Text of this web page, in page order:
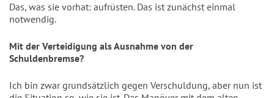
Das, was sie vorhat: aufrüsten. Das ist zunächst einmal
notwendig.
Mit der Verteidigung als Ausnahme von der
Schuldenbremse?
Ich bin zwar grundsätzlich gegen Verschuldung, aber nun ist